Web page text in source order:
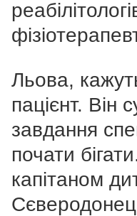
Льова,
пацієнт. Він
завдання
почати
капітаном